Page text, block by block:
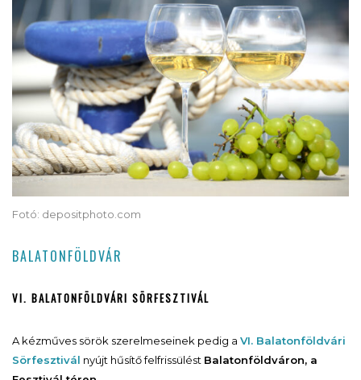
Fotó: depositphoto.com
BALATONFÖLDVÁR
VI. BALATONFÖLDVÁRI SÖRFESZTIVÁL
A kézműves sörök szerelmeseinek pedig a VI. Balatonföldvári
Sörfesztivál nyújt hűsítő felfrissülést Balatonföldváron, a